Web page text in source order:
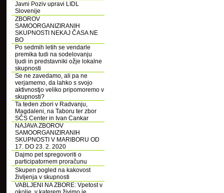
Javni Poziv upravi LIDL
Slovenije
ZBOROV
SAMOORGANIZIRANIH
SKUPNOSTI NEKAJ ČASA NE
BO
Po sedmih letih se vendarle
premika tudi na sodelovanju
ljudi in predstavniki ožje lokalne
skupnosti
Se ne zavedamo, ali pa ne
verjamemo, da lahko s svojo
aktivnostjo veliko pripomoremo v
skupnosti?
Ta teden zbori v Radvanju,
Magdaleni, na Taboru ter zbor
SČS Center in Ivan Cankar
NAJAVA ZBOROV
SAMOORGANIZIRANIH
SKUPNOSTI V MARIBORU OD
17. DO 23. 2. 2020
Dajmo pet spregovoriti o
participatornem proračunu
Skupen pogled na kakovost
življenja v skupnosti
VABLJENI NA ZBORE: Vpetost v